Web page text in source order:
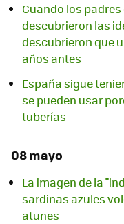
Cuando los
descubrieron las
descubrieron que
años antes
España sigue
se pueden usar
tuberías
08 mayo
La imagen de la
sardinas azules
atunes